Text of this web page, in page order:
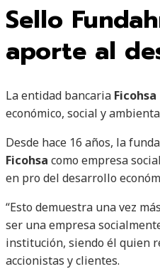
Sello
aporte al
La entidad bancaria Ficohsa
económico, social y
Desde hace 16 años, la
Ficohsa como empresa
en pro del desarrollo
“Esto demuestra una vez
ser una empresa
institución, siendo él quien
accionistas y clientes.